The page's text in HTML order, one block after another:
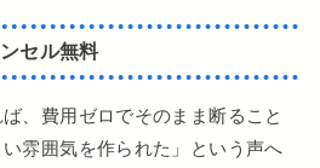
セル無料
、費用ゼロでそのまま断ること
雰囲気を作られた」という声へ